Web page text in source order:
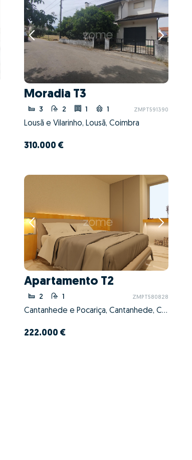
Moradia T3
3 2 1 1 ZMPT591390
Lousã e Vilarinho, Lousã, Coimbra
310.000 €
Apartamento T2
2 1 ZMPT580828
Cantanhede e Pocariça, Cantanhede, Coimbra
222.000 €